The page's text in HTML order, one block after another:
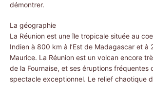
démontrer.
La géographie
La Réunion est une île tropicale située au
Indien à 800 km à l’Est de Madagascar et à
Maurice. La Réunion est un volcan encore
de la Fournaise, et ses éruptions fréquentes
spectacle exceptionnel. Le relief chaotique